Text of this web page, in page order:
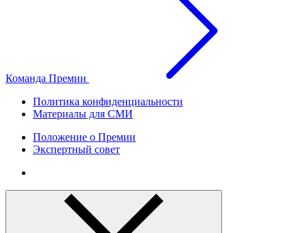
Команда Премии
Политика конфиденциальности
Материалы для СМИ
Положение о Премии
Экспертный совет